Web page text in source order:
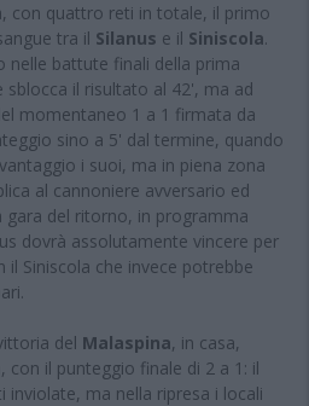
con quattro reti in totale, il primo
tra il Silanus e il Siniscola.
nelle battute finali della prima
sblocca il risultato al 42', ma ad
momentaneo 1 a 1 firmata da
sino a 5' dal termine, quando
i suoi, ma in piena zona
al cannoniere avversario ed
gara del ritorno, in programma
dovrà assolutamente vincere per
il Siniscola che invece potrebbe
del Malaspina, in casa,
con il punteggio finale di 2 a 1: il
ma nella ripresa i locali